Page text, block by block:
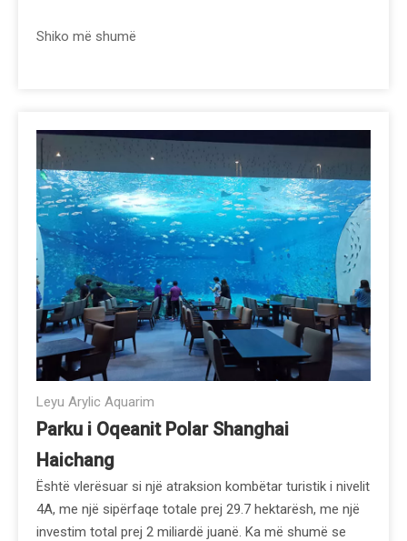
Shiko më shumë
Leyu Arylic Aquarim
Parku i Oqeanit Polar Shanghai
Haichang
Është vlerësuar si një atraksion kombëtar turistik i nivelit
4A, me një sipërfaqe totale prej 29.7 hektarësh, me një
investim total prej 2 miliardë juanë. Ka më shumë se